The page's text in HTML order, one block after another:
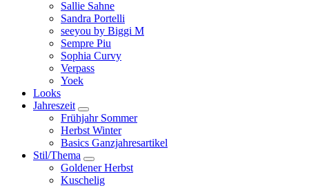
Sallie Sahne
Sandra Portelli
seeyou by Biggi M
Sempre Piu
Sophia Curvy
Verpass
Yoek
Looks
Jahreszeit
Frühjahr Sommer
Herbst Winter
Basics Ganzjahresartikel
Stil/Thema
Goldener Herbst
Kuschelig